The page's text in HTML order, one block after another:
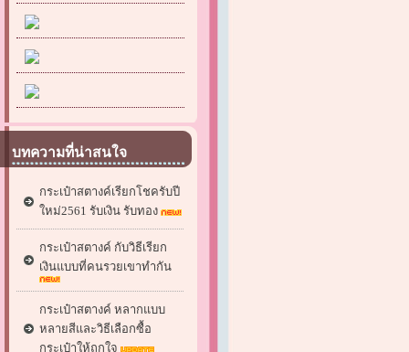
บทความที่น่าสนใจ
กระเป๋าสตางค์เรียกโชครับปี
ใหม่2561 รับเงิน รับทอง
กระเป๋าสตางค์ กับวิธีเรียก
เงินแบบที่คนรวยเขาทำกัน
กระเป๋าสตางค์ หลากแบบ
หลายสีและวิธีเลือกซื้อ
กระเป๋าให้ถูกใจ